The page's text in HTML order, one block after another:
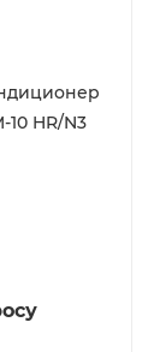
10 HR/N3